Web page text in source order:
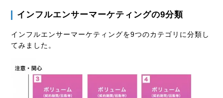
インフルエンサーマーケティングの9分類
インフルエンサーマーケティングを9つのカテゴリに分類し
てみました。